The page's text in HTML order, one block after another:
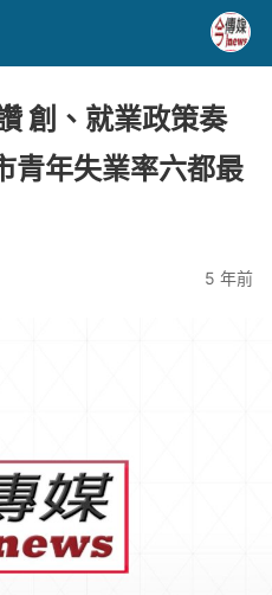
創、就業政策奏
年失業率六都最
5 年前